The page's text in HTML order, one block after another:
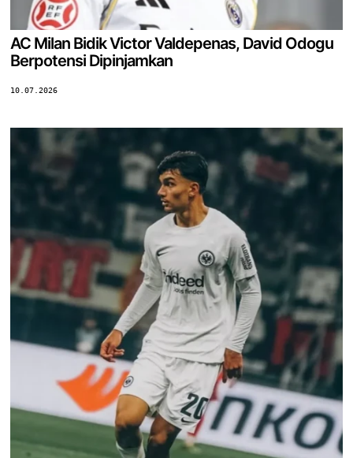
AC Milan Bidik Victor Valdepenas, David Odogu
Berpotensi Dipinjamkan
10.07.2026